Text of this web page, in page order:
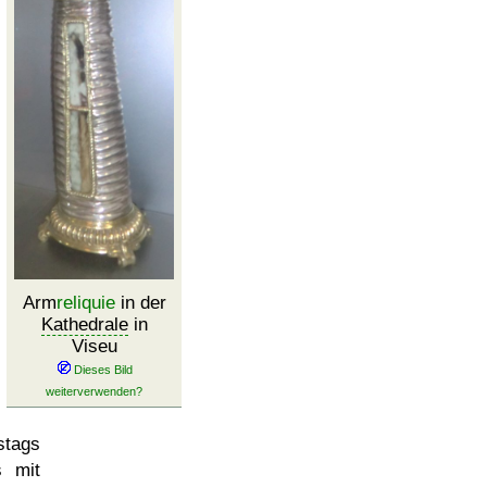
Armreliquiein der
Kathedralein
Viseu
mit